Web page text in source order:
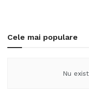
Cele mai populare
Nu